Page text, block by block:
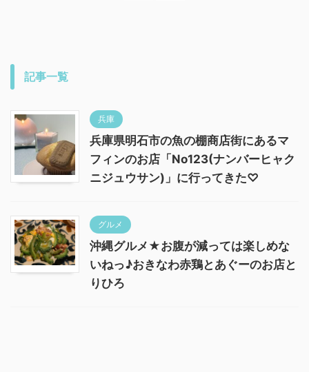
記事一覧
兵庫
兵庫県明石市の魚の棚商店街にあるマ
フィンのお店「No123(ナンバーヒャク
ニジュウサン)」に行ってきた♡
グルメ
沖縄グルメ★お腹が減っては楽しめな
いねっ♪おきなわ赤鶏とあぐーのお店と
りひろ